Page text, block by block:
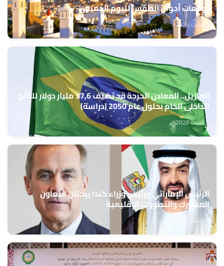
توقعات أحوال الطقس لليوم الخميس
6 غشت 2026
البرازيل.. المعادن الحرجة قد تضيف 37,6 مليار دولار للناتج
الداخلي الخام بحلول عام 2050 (دراسة)
5 غشت 2026
الرئيس الإماراتي ورئيس وزراء كندا يبحثان التعاون
المشترك والتطورات الإقليمية
5 غشت 2026